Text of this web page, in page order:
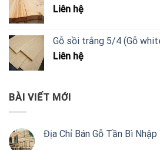
Liên hệ
Gỗ sồi trắng 5/4 (Gỗ
Liên hệ
BÀI VIẾT MỚI
Địa Chỉ Bán Gỗ Tần Bì Nhập